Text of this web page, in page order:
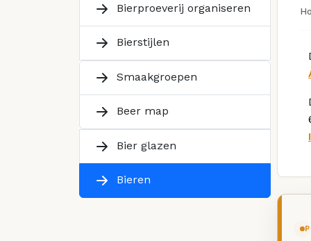
Bierproeverij organiseren
Bierstijlen
Smaakgroepen
Beer map
Bier glazen
Bieren